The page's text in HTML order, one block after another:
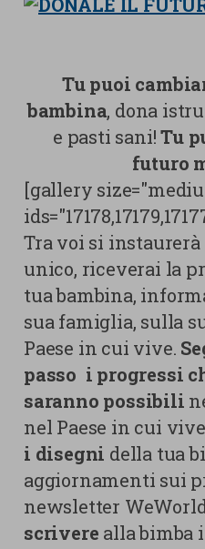
Tu puoi
bambina, dona
e pasti sani!Tu
futuro
[gallery
Tra voi si
unico, riceverai la
tua bambina,
sua famiglia, sulla
Paese in cui vive.
passo i progressi
saranno possibili
nel Paese in cui
i disegni della tua
aggiornamenti sui
newsletter
scrivere alla bimba